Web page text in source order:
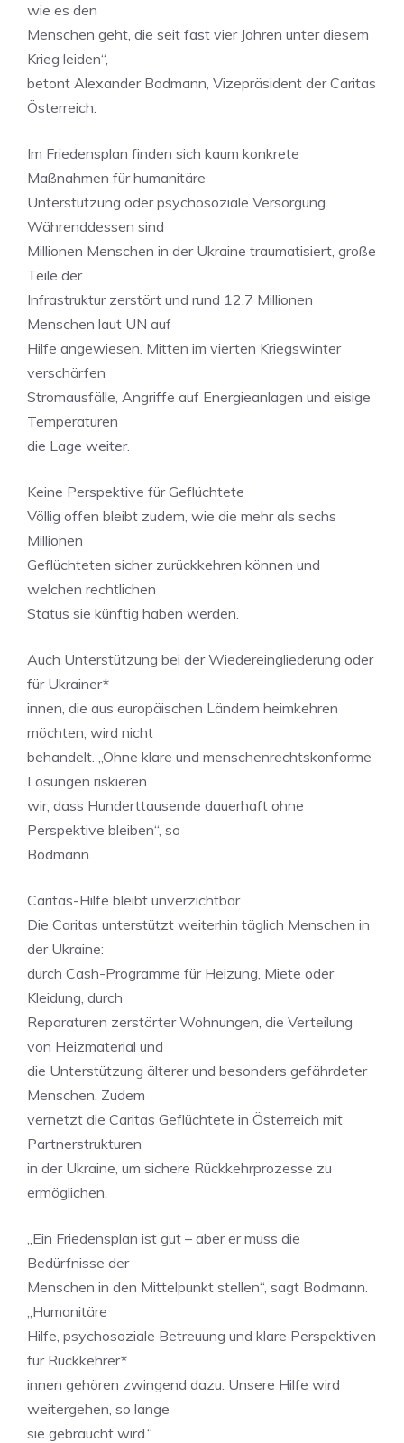
wie es den
Menschen geht, die seit fast vier Jahren unter diesem
Krieg leiden“,
betont Alexander Bodmann, Vizepräsident der Caritas
Österreich.
Im Friedensplan finden sich kaum konkrete
Maßnahmen für humanitäre
Unterstützung oder psychosoziale Versorgung.
Währenddessen sind
Millionen Menschen in der Ukraine traumatisiert, große
Teile der
Infrastruktur zerstört und rund 12,7 Millionen
Menschen laut UN auf
Hilfe angewiesen. Mitten im vierten Kriegswinter
verschärfen
Stromausfälle, Angriffe auf Energieanlagen und eisige
Temperaturen
die Lage weiter.
Keine Perspektive für Geflüchtete
Völlig offen bleibt zudem, wie die mehr als sechs
Millionen
Geflüchteten sicher zurückkehren können und
welchen rechtlichen
Status sie künftig haben werden.
Auch Unterstützung bei der Wiedereingliederung oder
für Ukrainer*
innen, die aus europäischen Ländern heimkehren
möchten, wird nicht
behandelt. „Ohne klare und menschenrechtskonforme
Lösungen riskieren
wir, dass Hunderttausende dauerhaft ohne
Perspektive bleiben“, so
Bodmann.
Caritas-Hilfe bleibt unverzichtbar
Die Caritas unterstützt weiterhin täglich Menschen in
der Ukraine:
durch Cash-Programme für Heizung, Miete oder
Kleidung, durch
Reparaturen zerstörter Wohnungen, die Verteilung
von Heizmaterial und
die Unterstützung älterer und besonders gefährdeter
Menschen. Zudem
vernetzt die Caritas Geflüchtete in Österreich mit
Partnerstrukturen
in der Ukraine, um sichere Rückkehrprozesse zu
ermöglichen.
„Ein Friedensplan ist gut – aber er muss die
Bedürfnisse der
Menschen in den Mittelpunkt stellen“, sagt Bodmann.
„Humanitäre
Hilfe, psychosoziale Betreuung und klare Perspektiven
für Rückkehrer*
innen gehören zwingend dazu. Unsere Hilfe wird
weitergehen, so lange
sie gebraucht wird.“